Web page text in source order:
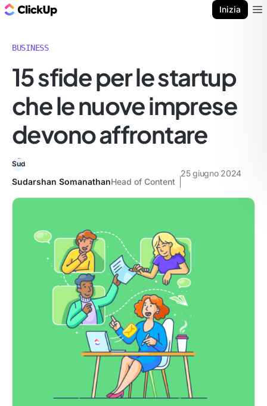
Inizia
BUSINESS
15 sfide per le startup
che le nuove imprese
devono affrontare
Sudarshan SomanathanHead of Content
25 giugno 2024